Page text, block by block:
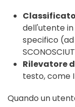
dell'utente in
specifico (ad
Rilevatore
testo, come
Quando un